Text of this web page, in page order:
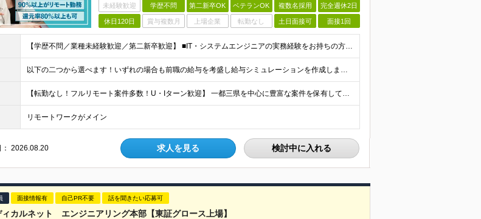
未経験歓迎 学歴不問 第二新卒OK ベテランOK 複数名採用 完全週休2日
休日120日 賞与複数月 上場企業 転勤なし 土日面接可 面接1回
【学歴不問／業種未経験歓迎／第二新卒歓迎】 ■IT・システムエンジニアの実務経験をお持ちの方※工程や使用言語、経験年数は不問 ◎転職回数は不問 ＼下記のような方にオススメ／ ・安定した収入を得たい方
以下の二つから選べます！いずれの場合も前職の給与を考盛し給与シミュレーションを作成します。 【プロセス型（コツコツ給与を上げたい方向け）】 ■月給25万円～50万円 ※年齢や社歴、仕事の取り組み姿勢
【転勤なし！フルリモート案件多数！U・Iターン歓迎】 一都三県を中心に豊富な案件を保有しております！ 東京・愛知・大阪・広島・福岡・新潟の 各プロジェクト先または自社拠点 ※勤務地は希望を考慮します
リモートワークがメイン
：2026.08.20 求人を見る 検討中に入れる
面接情報有 自己PR不要 話を聞きたい応募可
カルネット エンジニアリング本部【東証グロース上場】